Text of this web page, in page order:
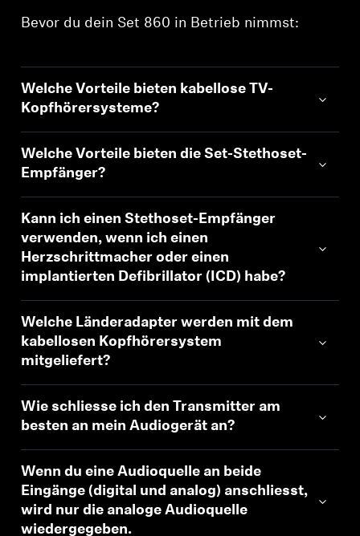
Bevor du dein Set 860 in Betrieb nimmst:
Welche Vorteile bieten kabellose TV-
Kopfhörersysteme?
Welche Vorteile bieten die Set-Stethoset-
Empfänger?
Kann ich einen Stethoset-Empfänger
verwenden, wenn ich einen
Herzschrittmacher oder einen
implantierten Defibrillator (ICD) habe?
Welche Länderadapter werden mit dem
kabellosen Kopfhörersystem
mitgeliefert?
Wie schliesse ich den Transmitter am
besten an mein Audiogerät an?
Wenn du eine Audioquelle an beide
Eingänge (digital und analog) anschliesst,
wird nur die analoge Audioquelle
wiedergegeben.